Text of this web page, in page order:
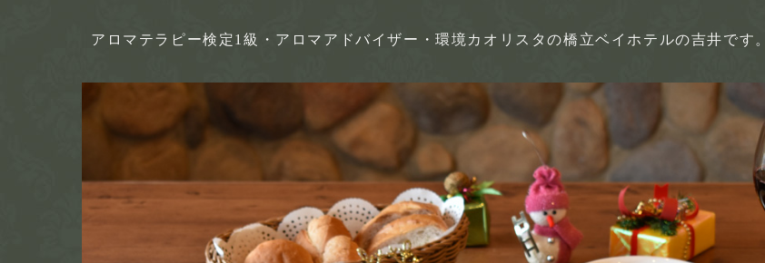
アロマテラピー検定1級・アロマアドバイザー・環境カオリスタの橋立ベイホテルの吉井です。